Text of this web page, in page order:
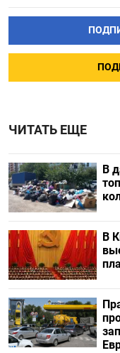
ЧИТАТЬ ЕЩЕ
В
В